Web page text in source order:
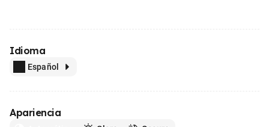
Idioma
Español
Apariencia